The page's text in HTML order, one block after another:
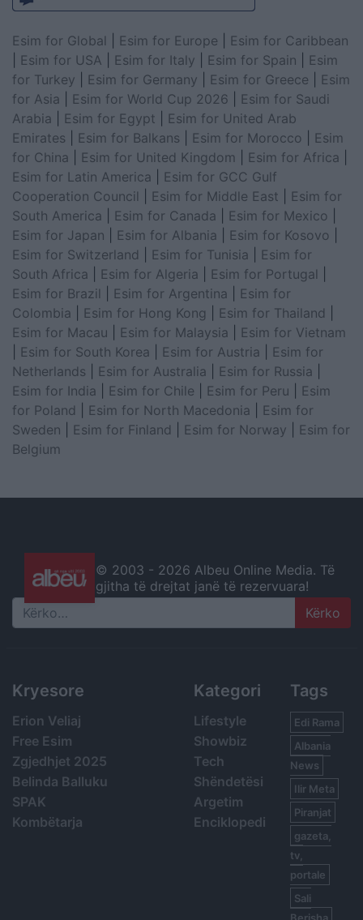
Esim for Global Esim for Europe
Esim for Caribbean
Esim for USA Esim for Italy Esim for Spain
Esim
for Turkey
Esim for Germany Esim for Greece
Esim
for Asia
Esim for World Cup 2026
Esim for Saudi
Arabia
Esim for Egypt
Esim for United Arab
Emirates
Esim for Balkans Esim for Morocco
Esim
for China
Esim for United Kingdom Esim for Africa
Esim for Latin America
Esim for GCC Gulf
Cooperation Council
Esim for Middle East
Esim for
South America
Esim for Canada Esim for Mexico
Esim for Japan
Esim for Albania Esim for Kosovo
Esim for Switzerland
Esim for Tunisia
Esim for
South Africa
Esim for Algeria Esim for Portugal
Esim for Brazil
Esim for Argentina
Esim for
Colombia
Esim for Hong Kong Esim for Thailand
Esim for Macau
Esim for Malaysia
Esim for Vietnam
Esim for South Korea Esim for Austria
Esim for
Netherlands
Esim for Australia Esim for Russia
Esim for India
Esim for Chile Esim for Peru
Esim
for Poland
Esim for North Macedonia
Esim for
Sweden
Esim for Finland Esim for Norway
Esim for
Belgium
© 2003 - 2026 Albeu Online Media. Të
gjitha të drejtat janë të rezervuara!
Search
Kryesore
Erion Veliaj
Free Esim
Zgjedhjet 2025
Belinda Balluku
SPAK
Kombëtarja
Kategori
Lifestyle
Showbiz
Tech
Shëndetësi
Argetim
Enciklopedi
Tags
Edi Rama
Albania
News
Ilir Meta
Piranjat
gazeta,
tv,
portale
Sali